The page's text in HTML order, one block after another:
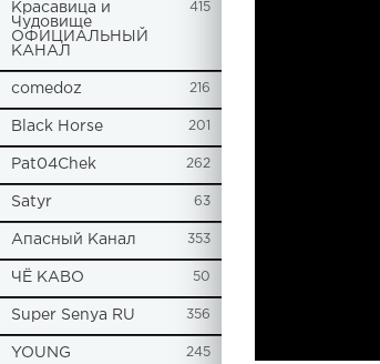
Красавица и
Чудовище
ОФИЦИАЛЬНЫЙ
КАНАЛ
415
comedoz 216
Black Horse 201
Pat04Chek 262
Satyr 63
Апасный Канал 353
ЧЁ КАВО 50
Super Senya RU 356
YOUNG 245